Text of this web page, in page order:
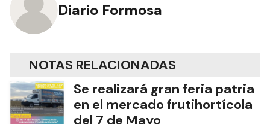
Diario Formosa
NOTAS RELACIONADAS
Se realizará gran feria patria
en el mercado frutihortícola
del 7 de Mayo